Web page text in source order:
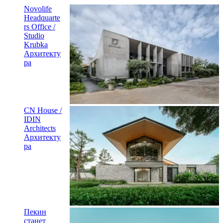
Novolife
Headquarte
rs Office /
Studio
Krubka
Архитекту
ра
CN House /
IDIN
Architects
Архитекту
ра
Пекин
станет